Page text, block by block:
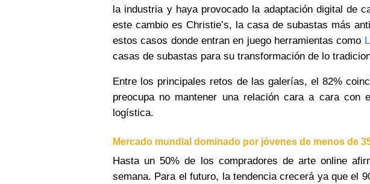
la industria y haya provocado la adaptación digital de
este cambio es Christie’s, la casa de subastas más
estos casos donde entran en juego herramientas como
casas de subastas para su transformación de lo
Entre los principales retos de las galerías, el 82%
preocupa no mantener una relación cara a cara
logística.
Mercado mundial dominado por jóvenes de menos de
Hasta un 50% de los compradores de arte online
semana. Para el futuro, la tendencia crecerá ya queel